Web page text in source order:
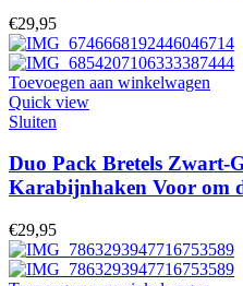
€29,95
Toevoegen aan winkelwagen
Quick view
Sluiten
Duo Pack Bretels Zwart-
Karabijnhaken Voor om
€29,95